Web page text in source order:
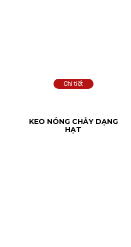
KEO NÓNG CHẢY DẠNG
HẠT